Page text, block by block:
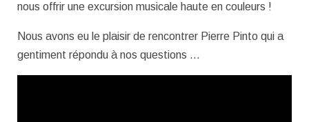
nous offrir une excursion musicale haute en couleurs !
Nous avons eu le plaisir de rencontrer Pierre Pinto qui a
gentiment répondu à nos questions …